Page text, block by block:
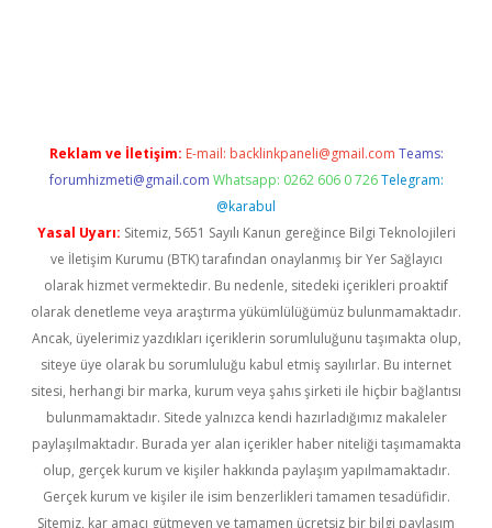
Reklam ve İletişim: E-mail: backlinkpaneli@gmail.com Teams:
forumhizmeti@gmail.com Whatsapp: 0262 606 0 726 Telegram:
@karabul
Yasal Uyarı: Sitemiz, 5651 Sayılı Kanun gereğince Bilgi Teknolojileri
ve İletişim Kurumu (BTK) tarafından onaylanmış bir Yer Sağlayıcı
olarak hizmet vermektedir. Bu nedenle, sitedeki içerikleri proaktif
olarak denetleme veya araştırma yükümlülüğümüz bulunmamaktadır.
Ancak, üyelerimiz yazdıkları içeriklerin sorumluluğunu taşımakta olup,
siteye üye olarak bu sorumluluğu kabul etmiş sayılırlar. Bu internet
sitesi, herhangi bir marka, kurum veya şahıs şirketi ile hiçbir bağlantısı
bulunmamaktadır. Sitede yalnızca kendi hazırladığımız makaleler
paylaşılmaktadır. Burada yer alan içerikler haber niteliği taşımamakta
olup, gerçek kurum ve kişiler hakkında paylaşım yapılmamaktadır.
Gerçek kurum ve kişiler ile isim benzerlikleri tamamen tesadüfidir.
Sitemiz, kar amacı gütmeyen ve tamamen ücretsiz bir bilgi paylaşım